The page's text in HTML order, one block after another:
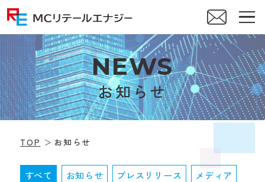
NEWS
お知らせ
TOP お知らせ
すべて お知らせ プレスリリース メディア